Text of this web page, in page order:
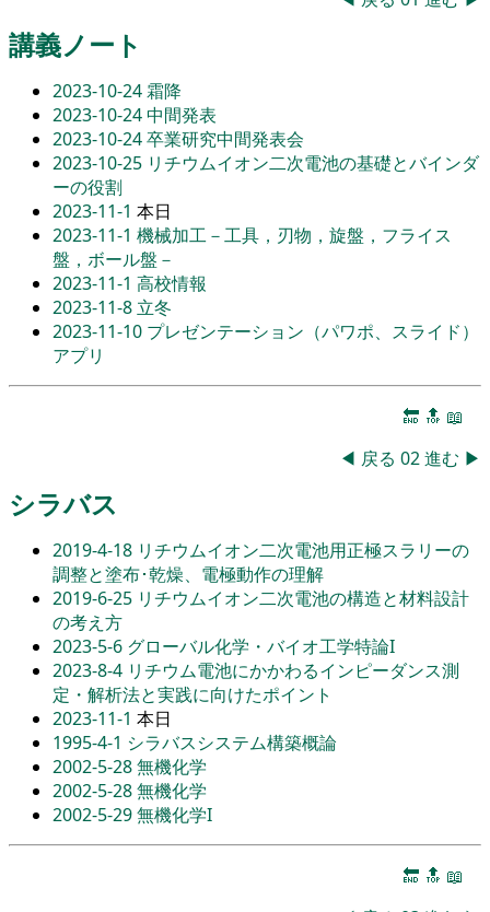
講義ノート
2023-10-24霜降
2023-10-24中間発表
2023-10-24卒業研究中間発表会
2023-10-25 リチウムイオン二次電池の基礎とバインダ
ーの役割
2023-11-1 本日
2023-11-1 機械加工－工具，刃物，旋盤，フライス
盤，ボール盤－
2023-11-1 高校情報
2023-11-8 立冬
2023-11-10 プレゼンテーション（パワポ、スライド）
アプリ
🔚 🔝 📖
◀ 戻る 02進む ▶
シラバス
2019-4-18 リチウムイオン二次電池用正極スラリーの
調整と塗布･乾燥、電極動作の理解
2019-6-25 リチウムイオン二次電池の構造と材料設計
の考え方
2023-5-6 グローバル化学・バイオ工学特論I
2023-8-4 リチウム電池にかかわるインピーダンス測
定・解析法と実践に向けたポイント
2023-11-1 本日
1995-4-1 シラバスシステム構築概論
2002-5-28無機化学
2002-5-28無機化学
2002-5-29無機化学I
🔚 🔝 📖